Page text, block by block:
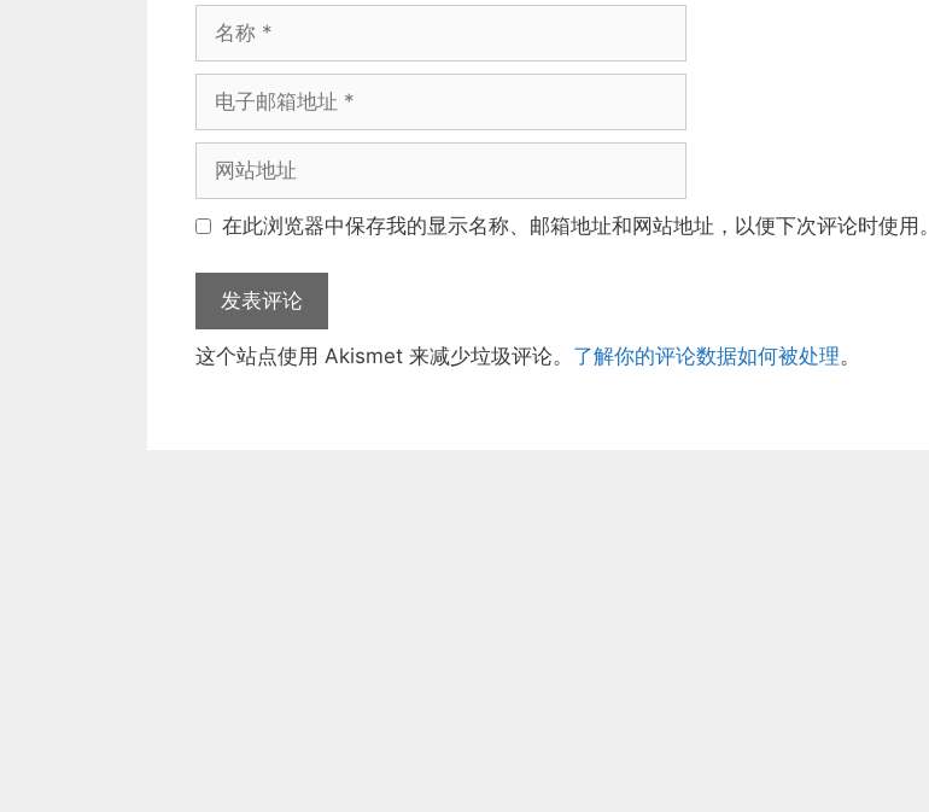
邮
址
地 在此浏览器中保存我的显示名称、邮箱地址和网站地址，以便下次评论时使用。
这个站点使用 Akismet 来减少垃圾评论。 了解你的评论数据如何被处理。